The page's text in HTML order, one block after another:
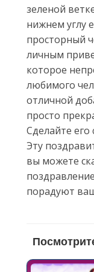
зеленой
нижнем углу
просторный
личным
которое
любимого
отличной
просто
Сделайте
Эту
вы можете
порадуют